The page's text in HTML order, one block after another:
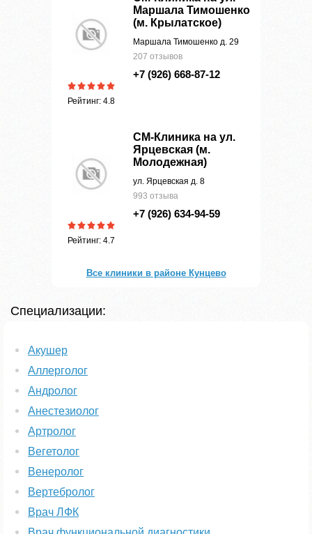
Рейтинг: 4.8
Маршала Тимошенко
(м. Крылатское)
Маршала Тимошенко д. 29
207 отзывов
+7 (926) 668-87-12
Рейтинг: 4.7
СМ-Клиника на ул.
Ярцевская (м.
Молодежная)
ул. Ярцевская д. 8
993 отзыва
+7 (926) 634-94-59
Все клиники в районе Кунцево
Специализации:
Акушер
Аллерголог
Андролог
Анестезиолог
Артролог
Вегетолог
Венеролог
Вертебролог
Врач ЛФК